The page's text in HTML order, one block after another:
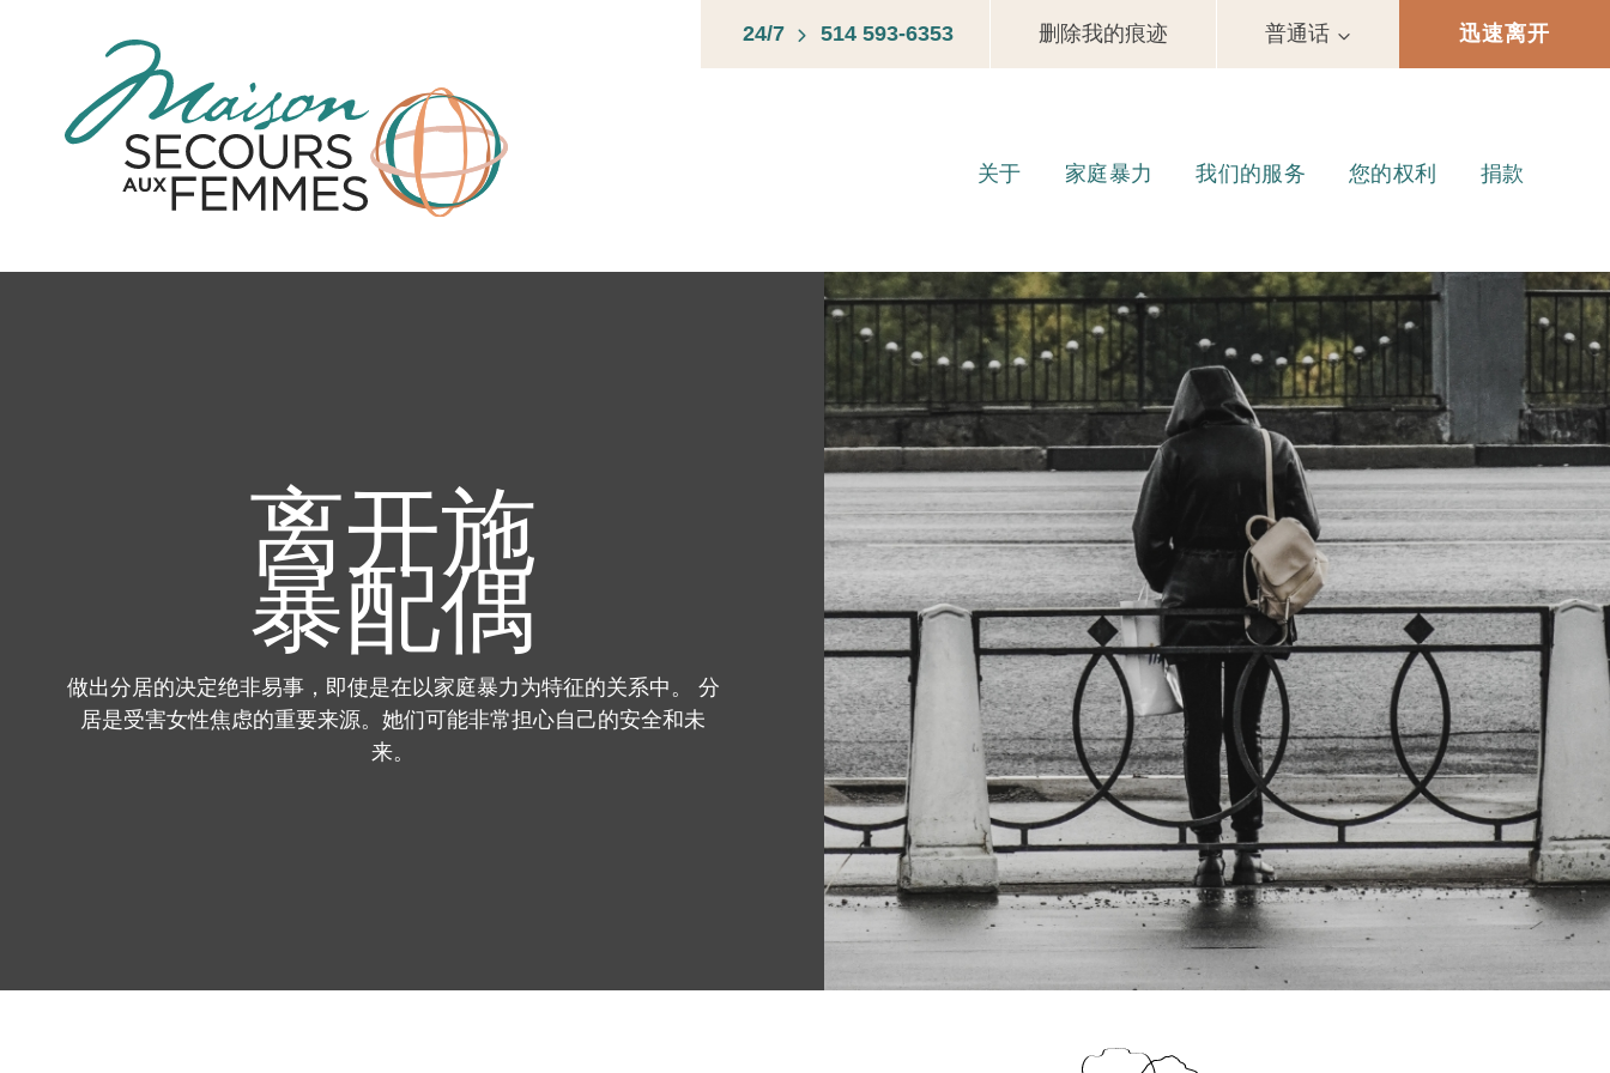
24/7 514 593-6353 删除我的痕迹 普通话 迅速离开
关于 家庭暴力 我们的服务 您的权利 捐款
离开施
暴配偶
做出分居的决定绝非易事，即使是在以家庭暴力为特征的关系中。 分
居是受害女性焦虑的重要来源。她们可能非常担心自己的安全和未
来。